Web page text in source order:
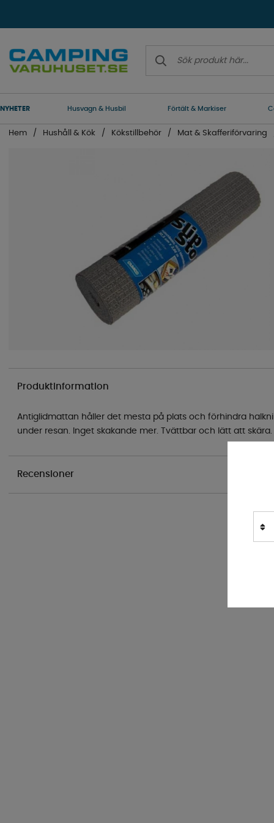
NYHETER Husvagn & Husbil Förtält & Markiser
Hem Hushåll & Kök Kökstillbehör Mat & Skafferiförvaring
Produktinformation
Antiglidmattan håller det mesta på plats och förhindra
under resan. Inget skakande mer. Tvättbar och lätt att skära.
Recensioner